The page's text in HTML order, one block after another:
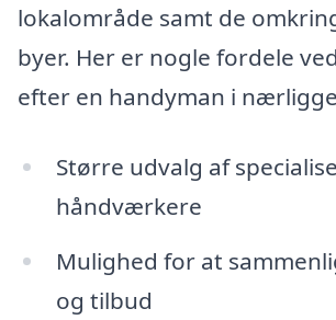
lokalområde samt de
byer. Her er nogle fordele
efter en handyman i
Større udvalg af
håndværkere
Mulighed for at
og tilbud